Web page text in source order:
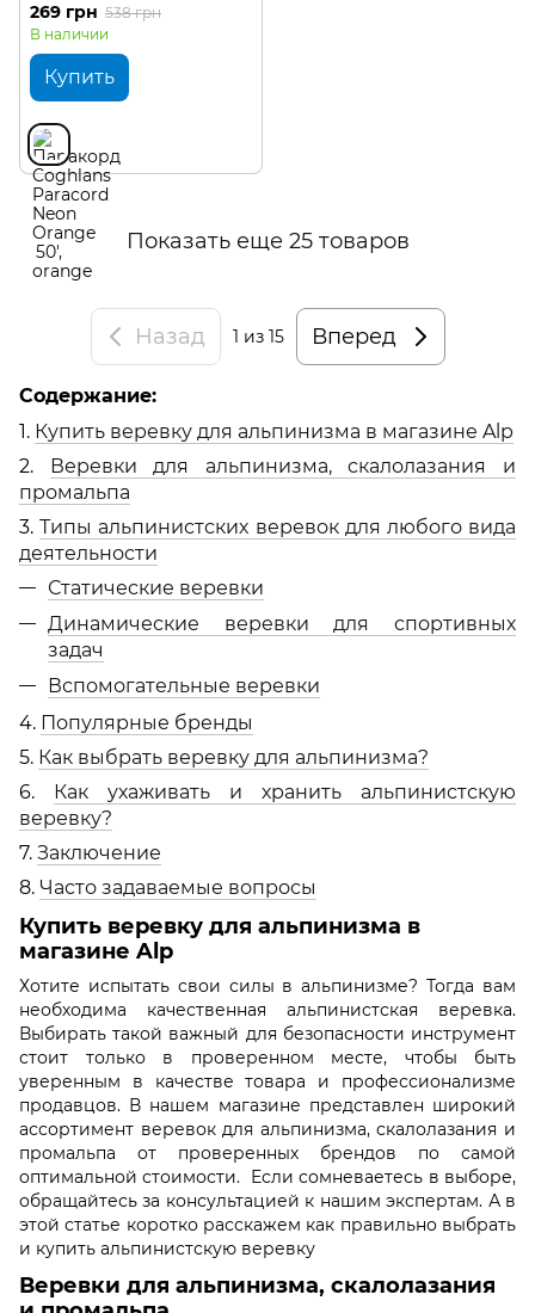
269 грн 538 грн
В наличии
Купить
Показать еще 25 товаров
Назад 1 из 15 Вперед
Содержание:
1. Купить веревку для альпинизма в магазине Alp
2. Веревки для альпинизма, скалолазания и
промальпа
3.Типы альпинистских веревок для любого вида
деятельности
Статические веревки
Динамические веревки для спортивных
задач
Вспомогательные веревки
4. Популярные бренды
5. Как выбрать веревку для альпинизма?
6. Как ухаживать и хранить альпинистскую
веревку?
7. Заключение
8. Часто задаваемые вопросы
Купить веревку для альпинизма в
магазине Alp
Хотите испытать свои силы в альпинизме? Тогда вам
необходима качественная альпинистская веревка.
Выбирать такой важный для безопасности инструмент
стоит только в проверенном месте, чтобы быть
уверенным в качестве товара и профессионализме
продавцов. В нашем магазине представлен широкий
ассортимент веревок для альпинизма, скалолазания и
промальпа от проверенных брендов по самой
оптимальной стоимости. Если сомневаетесь в выборе,
обращайтесь за консультацией к нашим экспертам. А в
этой статье коротко расскажем как правильно выбрать
и купить альпинистскую веревку
Веревки для альпинизма, скалолазания